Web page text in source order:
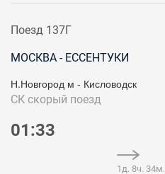
Поезд 137Г
МОСКВА - ЕССЕНТУКИ
Н.Новгород м - Кисловодск
СК скорый поезд
01:33
1д. 8ч. 34м.